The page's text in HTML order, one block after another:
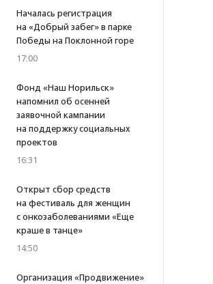
Началась регистрация
на «Добрый забег» в парке
Победы на Поклонной горе
17:00
Фонд «Наш Норильск»
напомнил об осенней
заявочной кампании
на поддержку социальных
проектов
16:31
Открыт сбор средств
на фестиваль для женщин
с онкозаболеваниями «Еще
краше в танце»
14:50
Организация «Продвижение»